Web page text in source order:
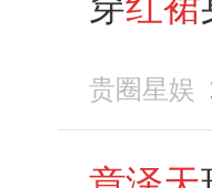
贵圈星娱